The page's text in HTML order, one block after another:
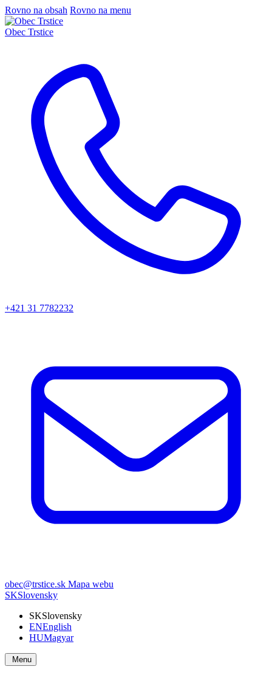
Rovno na obsah Rovno na menu
Obec Trstice
+421 31 7782232
obec@trstice.sk Mapa webu
SKSlovensky
SKSlovensky
ENEnglish
HUMagyar
Menu